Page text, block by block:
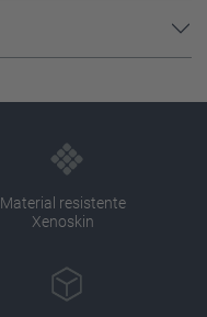
Material resistente
Xenoskin